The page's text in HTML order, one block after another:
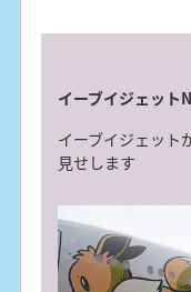
ピカチュウジェッ
イーブイジェット
イーブイジェット
見せします